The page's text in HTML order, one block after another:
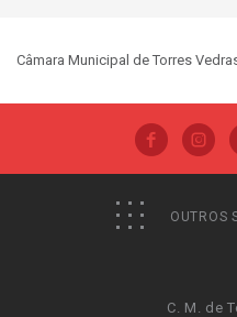
Câmara Municipal de Torres
OUTROS
C. M. de